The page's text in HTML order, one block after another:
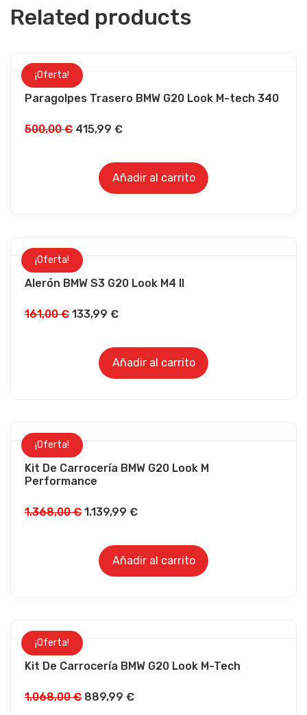
Related products
¡Oferta!
Paragolpes Trasero BMW G20 Look M-tech 340
500,00€ 415,99 €
Añadir al carrito
¡Oferta!
Alerón BMW S3 G20 Look M4 II
161,00€ 133,99 €
Añadir al carrito
¡Oferta!
Kit De Carrocería BMW G20 Look M
Performance
1.368,00€ 1.139,99 €
Añadir al carrito
¡Oferta!
Kit De Carrocería BMW G20 Look M-Tech
1.068,00€ 889,99 €